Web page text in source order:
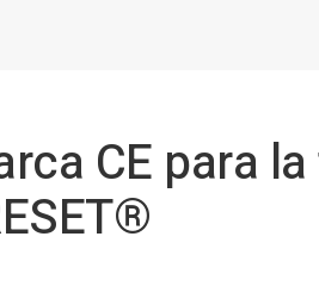
CE para